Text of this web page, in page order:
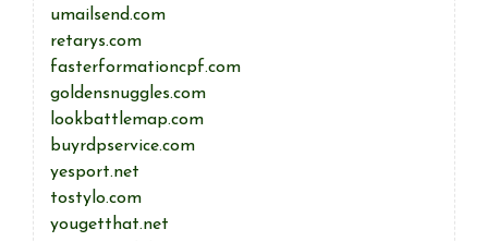
umailsend.com
retarys.com
fasterformationcpf.com
goldensnuggles.com
lookbattlemap.com
buyrdpservice.com
yesport.net
tostylo.com
yougetthat.net